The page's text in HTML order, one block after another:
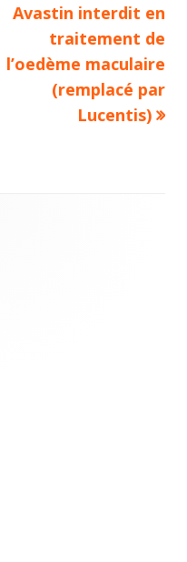
Next
article:
Avastin interdit en
traitement de
l’oedème maculaire
(remplacé par
Lucentis)